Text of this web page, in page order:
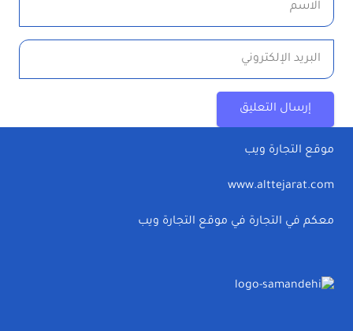
إرسال التعليق
موقع التجارة ويب
www.alttejarat.com
معكم في التجارة في موقع التجارة ويب